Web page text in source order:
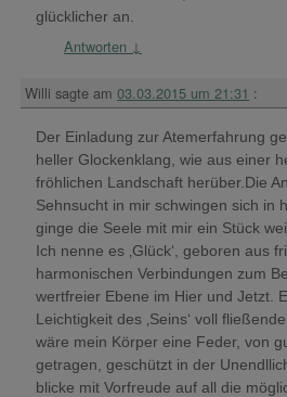
glücklicher an.
Antworten ↓
Willi sagte am 03.03.2015 um 21:31 :
Der Einladung zur Atemerfahrung
heller Glockenklang, wie aus einer
fröhlichen Landschaft herüber.Die
Sehnsucht in mir schwingen sich in
ginge die Seele mit mir ein Stück
Ich nenne es ‚Glück‘, geboren aus
harmonischen Verbindungen zum
wertfreier Ebene im Hier und Jetzt.
Leichtigkeit des ‚Seins‘ voll
wäre mein Körper eine Feder, von
getragen, geschützt in der
blicke mit Vorfreude auf all die